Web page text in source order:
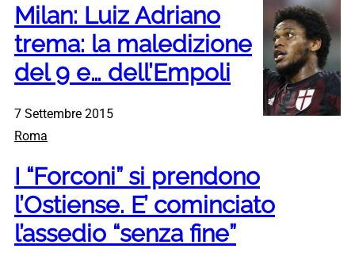
Milan: Luiz Adriano
trema: la maledizione
del 9 e… dell’Empoli
7 Settembre 2015
Roma
I “Forconi” si prendono
l’Ostiense. E’ cominciato
l’assedio “senza fine”